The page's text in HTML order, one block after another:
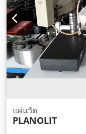
แผ่นวัด
PLANOLIT